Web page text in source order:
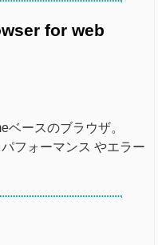
for web
ベースのブラウザ。
フォーマンス やエラー